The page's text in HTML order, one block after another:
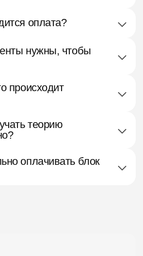
оплата?
нужны, чтобы
происходит
теорию
оплачивать блок